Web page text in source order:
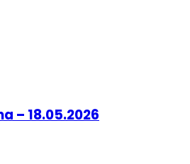
– 18.05.2026